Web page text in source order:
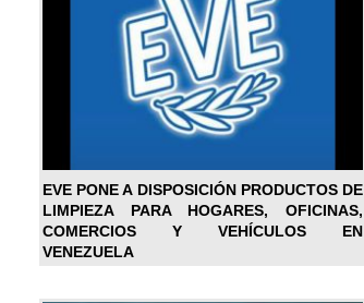
EVE PONE A DISPOSICIÓN PRODUCTOS DE
LIMPIEZA PARA HOGARES, OFICINAS,
COMERCIOS Y VEHÍCULOS EN
VENEZUELA